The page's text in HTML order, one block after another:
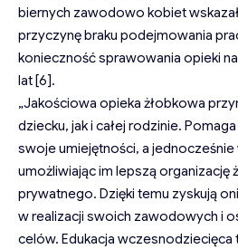
biernych zawodowo kobiet
przyczynę braku podejmowania
konieczność sprawowania opieki
lat [6].
„Jakościowa opieka żłobkowa
dziecku, jak i całej rodzinie.
swoje umiejętności, a
umożliwiając im lepszą organizację
prywatnego. Dzięki temu zyskują
w realizacji swoich zawodowych i
celów. Edukacja wczesnodziecięca